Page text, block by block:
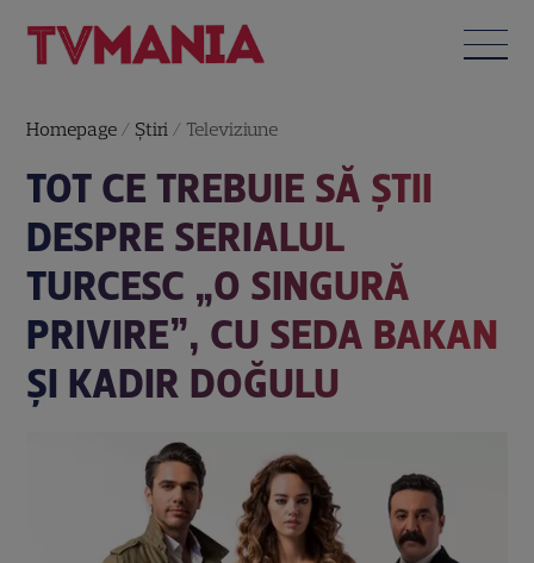
Homepage / Știri / Televiziune
TOT CE TREBUIE SĂ ȘTII
DESPRE SERIALUL
TURCESC „O SINGURĂ
PRIVIRE”, CU SEDA BAKAN
ȘI KADIR DOĞULU